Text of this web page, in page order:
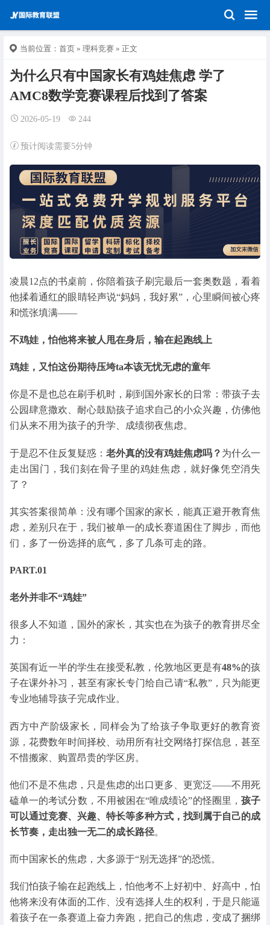
当前位置： 首页 » 理科竞赛 » 正文
为什么只有中国家长有鸡娃焦虑 学了
AMC8数学竞赛课程后找到了答案
2026-05-19 244
预计阅读需要5分钟
凌晨12点的书桌前，你陪着孩子刷完最后一套奥数题，看着
他揉着通红的眼睛轻声说“妈妈，我好累”，心里瞬间被心疼
和慌张填满——
不鸡娃，怕他将来被人甩在身后，输在起跑线上
鸡娃，又怕这份期待压垮ta本该无忧无虑的童年
你是不是也总在刷手机时，刷到国外家长的日常：带孩子去
公园肆意撒欢、耐心鼓励孩子追求自己的小众兴趣，仿佛他
们从来不用为孩子的升学、成绩彻夜焦虑。
于是忍不住反复疑惑： 老外真的没有鸡娃焦虑吗？ 为什么一
走出国门，我们刻在骨子里的鸡娃焦虑，就好像凭空消失
了？
其实答案很简单：没有哪个国家的家长，能真正避开教育焦
虑，差别只在于，我们被单一的成长赛道困住了脚步，而他
们，多了一份选择的底气，多了几条可走的路。
PART.01
老外并非不“鸡娃”
很多人不知道，国外的家长，其实也在为孩子的教育拼尽全
力：
英国有近一半的学生在接受私教，伦敦地区更是有48%的孩
子在课外补习，甚至有家长专门给自己请“私教”，只为能更
专业地辅导孩子完成作业。
西方中产阶级家长，同样会为了给孩子争取更好的教育资
源，花费数年时间择校、动用所有社交网络打探信息，甚至
不惜搬家、购置昂贵的学区房。
他们不是不焦虑，只是焦虑的出口更多、更宽泛——不用死
磕单一的考试分数，不用被困在“唯成绩论”的怪圈里， 孩子
可以通过竞赛、兴趣、特长等多种方式，找到属于自己的成
长节奏，走出独一无二的成长路径。
而中国家长的焦虑，大多源于“别无选择”的恐慌。
我们怕孩子输在起跑线上，怕他考不上好初中、好高中，怕
他将来没有体面的工作、没有选择人生的权利，于是只能逼
着孩子在一条赛道上奋力奔跑，把自己的焦虑，变成了捆绑